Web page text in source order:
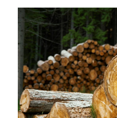
MOKUBA について
商品情報
直営店
イベント